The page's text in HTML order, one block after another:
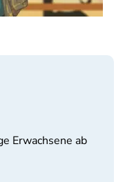
Erwachsene ab